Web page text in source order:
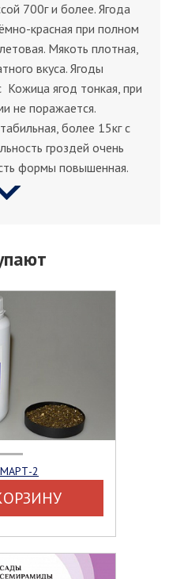
700г и более. Ягода
красная при полном
Мякоть плотная,
вкуса. Ягоды
ягод тонкая, при
не поражается.
более 15кг с
гроздей очень
формы повышенная.
2